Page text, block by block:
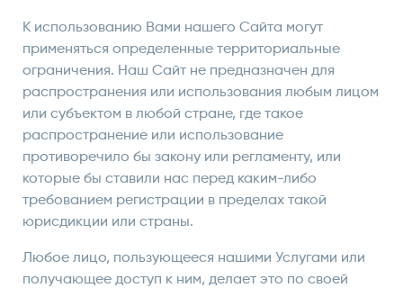
К использованию Вами нашего Сайта могут
применяться определенные территориальные
ограничения. Наш Сайт не предназначен для
распространения или использования любым лицом
или субъектом в любой стране, где такое
распространение или использование
противоречило бы закону или регламенту, или
которые бы ставили нас перед каким-либо
требованием регистрации в пределах такой
юрисдикции или страны.
Любое лицо, пользующееся нашими Услугами или
получающее доступ к ним, делает это по своей